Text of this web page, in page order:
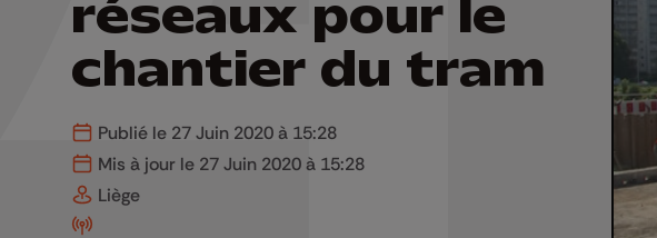
réseaux pour le
chantier du tram
Publié le 27 Juin 2020 à 15:28
Mis à jour le 27 Juin 2020 à 15:28
Liège